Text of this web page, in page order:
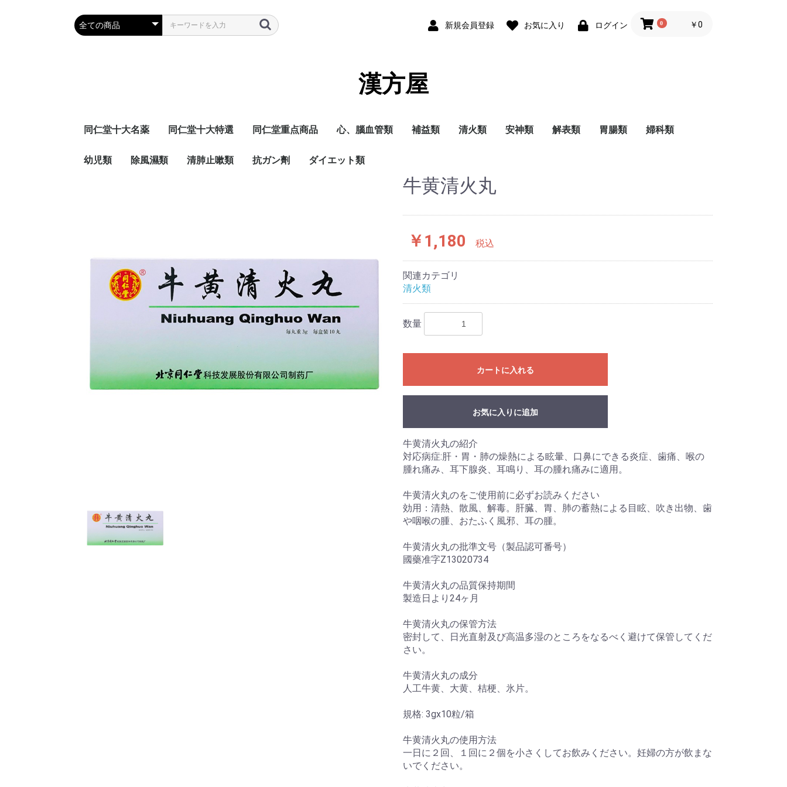
新規会員登録 お気に入り ログイン 0 ￥0
漢方屋
同仁堂十大名薬 同仁堂十大特選 同仁堂重点商品 心、腦血管類 補益類 清火類 安神類 解表類 胃腸類 婦科類
幼児類 除風濕類 清肺止嗽類 抗ガン劑 ダイエット類
牛黄清火丸
￥1,180 税込
関連カテゴリ
清火類
数量
カートに入れる
お気に入りに追加
牛黄清火丸の紹介
対応病症:肝・胃・肺の燥熱による眩暈、口鼻にできる炎症、歯痛、喉の
腫れ痛み、耳下腺炎、耳鳴り、耳の腫れ痛みに適用。
牛黄清火丸のをご使用前に必ずお読みください
効用：清熱、散風、解毒。肝臓、胃、肺の蓄熱による目眩、吹き出物、歯
や咽喉の腫、おたふく風邪、耳の腫。
牛黄清火丸の批準文号（製品認可番号）
國藥准字Z13020734
牛黄清火丸の品質保持期間
製造日より24ヶ月
牛黄清火丸の保管方法
密封して、日光直射及び高温多湿のところをなるべく避けて保管してくだ
さい。
牛黄清火丸の成分
人工牛黄、大黄、桔梗、氷片。
規格: 3gx10粒/箱
牛黄清火丸の使用方法
一日に２回、１回に２個を小さくしてお飲みください。妊婦の方が飲まな
いでください。